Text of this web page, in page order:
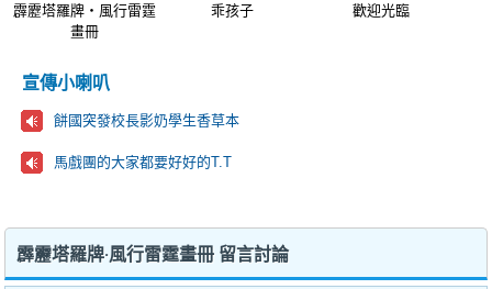
霹靂塔羅牌‧風行雷霆
畫冊
乖孩子
歡迎光臨
宣傳小喇叭
餅國突發校長影奶學生香草本
馬戲團的大家都要好好的T.T
霹靂塔羅牌‧風行雷霆畫冊 留言討論